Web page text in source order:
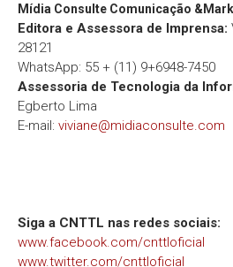
Mídia Consulte Comunicação
Editora e Assessora de Imprensa:
28121
WhatsApp: 55 + (11) 9+6948-7450
Assessoria de Tecnologia da
Egberto Lima
E-mail: viviane@midiaconsulte.com
Siga a CNTTL nas redes sociais:
www.facebook.com/cnttloficial
www.twitter.com/cnttloficial